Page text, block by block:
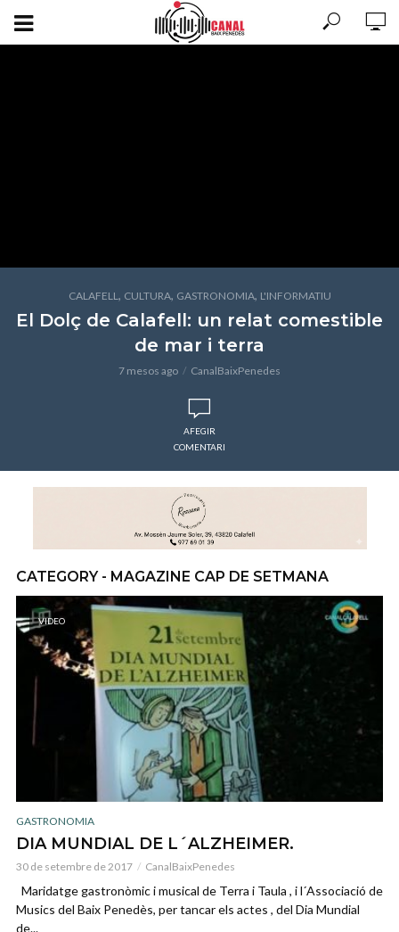
CALAFELL, CULTURA, GASTRONOMIA, L'INFORMATIU
El Dolç de Calafell: un relat comestible
de mar i terra
7 mesos ago CanalBaixPenedes
AFEGIR
COMENTARI
CATEGORY - MAGAZINE CAP DE SETMANA
VIDEO
GASTRONOMIA
DIA MUNDIAL DE L´ALZHEIMER.
30 de setembre de 2017 CanalBaixPenedes
Maridatge gastronòmic i musical de Terra i Taula , i l´Associació de
Musics del Baix Penedès, per tancar els actes , del Dia Mundial
de...